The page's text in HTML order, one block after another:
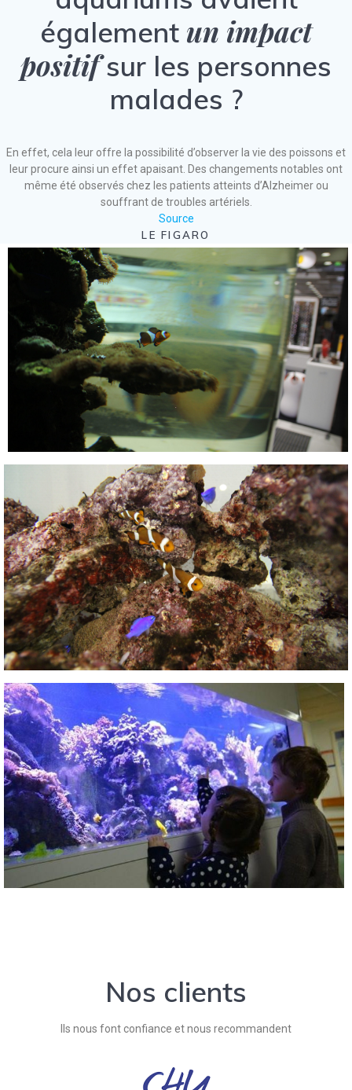
également un impact
positifsur les personnes
malades ?
En effet, cela leur offre la possibilité d’observer la vie des poissons et
leur procure ainsi un effet apaisant. Des changements notables ont
même été observés chez les patients atteints d’Alzheimer ou
souffrant de troubles artériels.
Source
LE FIGARO
Nos clients
Ils nous font confiance et nous recommandent